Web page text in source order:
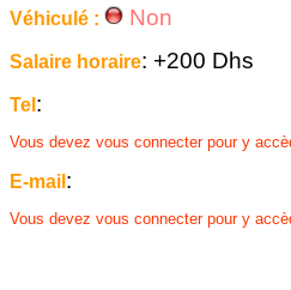
Véhiculé : Non
Salaire horaire: +200 Dhs
Tel:
Vous devez vous connecter pour y
E-mail:
Vous devez vous connecter pour y